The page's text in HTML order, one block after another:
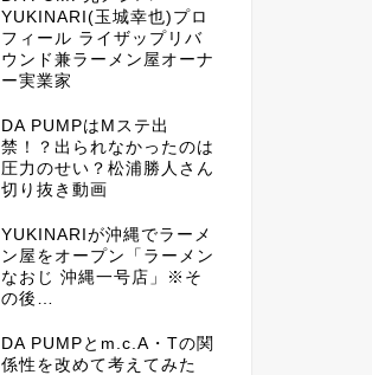
YUKINARI(玉城幸也)プロ
フィール ライザップリバ
ウンド兼ラーメン屋オーナ
ー実業家
DA PUMPはMステ出
禁！？出られなかったのは
圧力のせい？松浦勝人さん
切り抜き動画
YUKINARIが沖縄でラーメ
ン屋をオープン「ラーメン
なおじ 沖縄一号店」※そ
の後…
DA PUMPとm.c.A・Tの関
係性を改めて考えてみた